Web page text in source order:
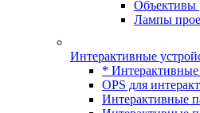
Объективы
Лампы
Интерактивные
* Интерактивные
OPS для
Интерактивные